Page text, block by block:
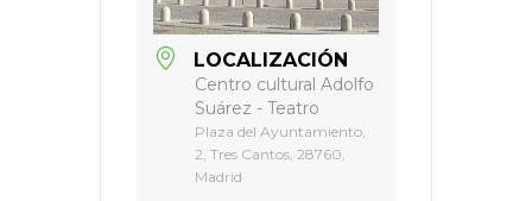
LOCALIZACIÓN
Centro cultural Adolfo
Suárez - Teatro
Plaza del Ayuntamiento,
2, Tres Cantos, 28760,
Madrid